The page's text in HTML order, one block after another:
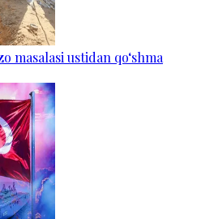
masalasi ustidan qo‘shma